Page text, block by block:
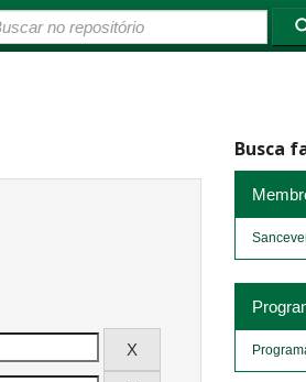
Busca